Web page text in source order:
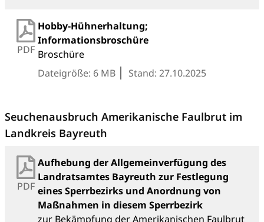
PDF
Hobby-Hühnerhaltung;
Informationsbroschüre
Broschüre
Dateigröße: 6 MB
Stand: 27.10.2025
Seuchenausbruch Amerikanische Faulbrut im
Landkreis Bayreuth
PDF
Aufhebung der Allgemeinverfügung des
Landratsamtes Bayreuth zur Festlegung
eines Sperrbezirks und Anordnung von
Maßnahmen in diesem Sperrbezirk
zur Bekämpfung der Amerikanischen Faulbrut